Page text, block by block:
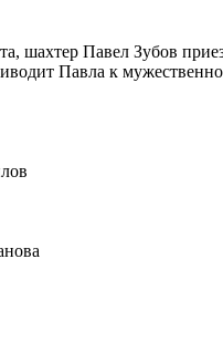
шахтер Павел Зубов
Павла к